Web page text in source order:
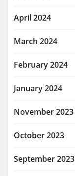
April 2024
March 2024
February 2024
January 2024
November 2023
October 2023
September 2023